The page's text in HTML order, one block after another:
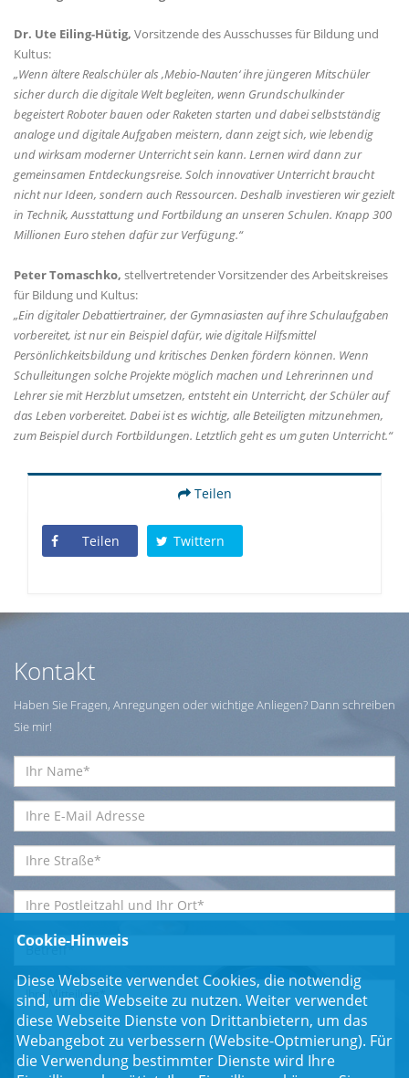
Dr. Ute Eiling-Hütig, Vorsitzende des Ausschusses für Bildung und
Kultus:
Wenn ältere Realschüler als ‚Mebio-Nauten‘ ihre jüngeren Mitschüler
sicher durch die digitale Welt begleiten, wenn Grundschulkinder
begeistert Roboter bauen oder Raketen starten und dabei selbstständig
analoge und digitale Aufgaben meistern, dann zeigt sich, wie lebendig
und wirksam moderner Unterricht sein kann. Lernen wird dann zur
gemeinsamen Entdeckungsreise. Solch innovativer Unterricht braucht
nicht nur Ideen, sondern auch Ressourcen. Deshalb investieren wir gezielt
in Technik, Ausstattung und Fortbildung an unseren Schulen. Knapp 300
Millionen Euro stehen dafür zur Verfügung.“
Peter Tomaschko, stellvertretender Vorsitzender des Arbeitskreises
für Bildung und Kultus:
Ein digitaler Debattiertrainer, der Gymnasiasten auf ihre Schulaufgaben
vorbereitet, ist nur ein Beispiel dafür, wie digitale Hilfsmittel
Persönlichkeitsbildung und kritisches Denken fördern können. Wenn
Schulleitungen solche Projekte möglich machen und Lehrerinnen und
Lehrer sie mit Herzblut umsetzen, entsteht ein Unterricht, der Schüler auf
das Leben vorbereitet. Dabei ist es wichtig, alle Beteiligten mitzunehmen,
zum Beispiel durch Fortbildungen. Letztlich geht es um guten Unterricht.“
Teilen
Teilen Twittern
Kontakt
Haben Sie Fragen, Anregungen oder wichtige Anliegen? Dann schreiben
Sie mir!
Cookie-Hinweis
Diese Webseite verwendet Cookies, die notwendig
sind, um die Webseite zu nutzen. Weiter verwendet
diese Webseite Dienste von Drittanbietern, um das
Webangebot zu verbessern (Website-Optmierung). Für
die Verwendung bestimmter Dienste wird Ihre